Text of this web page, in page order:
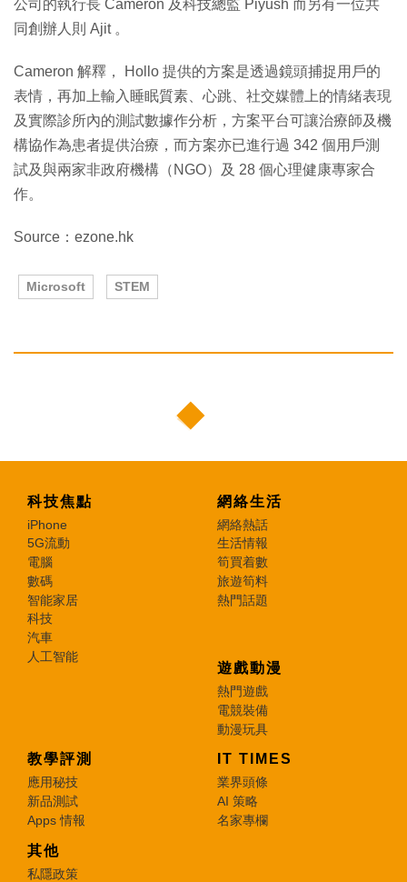
公司的執行長 Cameron 及科技總監 Piyush 而另有一位共
同創辦人則 Ajit 。
Cameron 解釋， Hollo 提供的方案是透過鏡頭捕捉用戶的
表情，再加上輸入睡眠質素、心跳、社交媒體上的情緒表現
及實際診所內的測試數據作分析，方案平台可讓治療師及機
構協作為患者提供治療，而方案亦已進行過 342 個用戶測
試及與兩家非政府機構（NGO）及 28 個心理健康專家合
作。
Source：ezone.hk
Microsoft STEM
科技焦點
iPhone
5G流動
電腦
數碼
智能家居
科技
汽車
人工智能
網絡生活
網絡熱話
生活情報
筍買着數
旅遊筍料
熱門話題
遊戲動漫
熱門遊戲
電競裝備
動漫玩具
教學評測
應用秘技
新品測試
Apps 情報
IT TIMES
業界頭條
AI 策略
名家專欄
其他
私隱政策